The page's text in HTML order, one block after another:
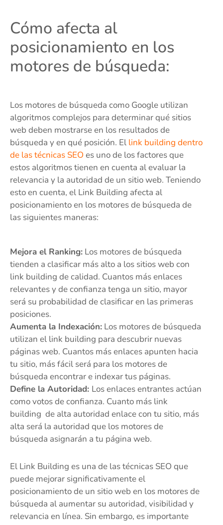
Cómo afecta al
posicionamiento en los
motores de búsqueda:
Los motores de búsqueda como Google utilizan
algoritmos complejos para determinar qué sitios
web deben mostrarse en los resultados de
búsqueda y en qué posición. El link building dentro
de las técnicas SEO es uno de los factores que
estos algoritmos tienen en cuenta al evaluar la
relevancia y la autoridad de un sitio web. Teniendo
esto en cuenta, el Link Building afecta al
posicionamiento en los motores de búsqueda de
las siguientes maneras:
Mejora el Ranking: Los motores de búsqueda
tienden a clasificar más alto a los sitios web con
link building de calidad. Cuantos más enlaces
relevantes y de confianza tenga un sitio, mayor
será su probabilidad de clasificar en las primeras
posiciones.
Aumenta la Indexación: Los motores de búsqueda
utilizan el link building para descubrir nuevas
páginas web. Cuantos más enlaces apunten hacia
tu sitio, más fácil será para los motores de
búsqueda encontrar e indexar tus páginas.
Define la Autoridad: Los enlaces entrantes actúan
como votos de confianza. Cuanto más link
building de alta autoridad enlace con tu sitio, más
alta será la autoridad que los motores de
búsqueda asignarán a tu página web.
El Link Building es una de las técnicas SEO que
puede mejorar significativamente el
posicionamiento de un sitio web en los motores de
búsqueda al aumentar su autoridad, visibilidad y
relevancia en línea. Sin embargo, es importante